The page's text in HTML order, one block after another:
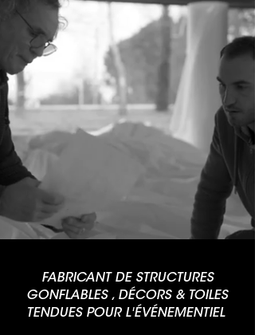
FABRICANT DE STRUCTURES
GONFLABLES , DÉCORS & TOILES
TENDUES POUR L'ÉVÉNEMENTIEL